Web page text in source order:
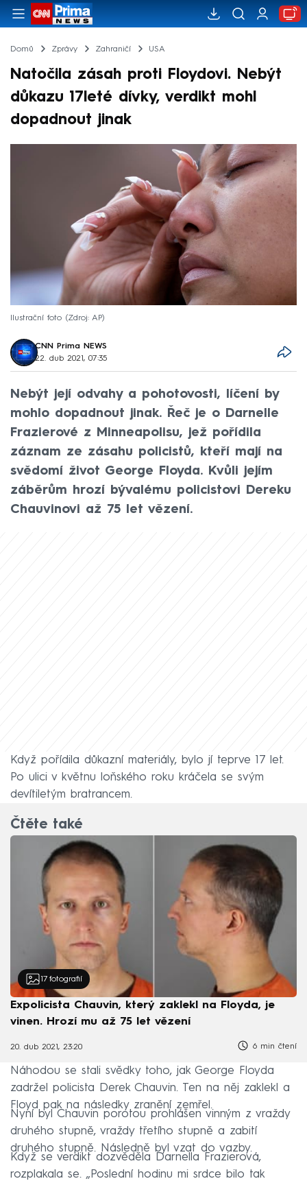
Domů Zprávy Zahraničí USA
Natočila zásah proti Floydovi. Nebýt
důkazu 17leté dívky, verdikt mohl
dopadnout jinak
Ilustrační foto Zdroj: AP
CNN Prima NEWS
22. dub 2021, 07:35
Nebýt její odvahy a pohotovosti, líčení by
mohlo dopadnout jinak. Řeč je o Darnelle
Frazierové z Minneapolisu, jež pořídila
záznam ze zásahu policistů, kteří mají na
svědomí život George Floyda. Kvůli jejím
záběrům hrozí bývalému policistovi Dereku
Chauvinovi až 75 let vězení.
Když pořídila důkazní materiály, bylo jí teprve 17 let.
Po ulici v květnu loňského roku kráčela se svým
devítiletým bratrancem.
Čtěte také
17 fotografií
Expolicista Chauvin, který zaklekl na Floyda, je
vinen. Hrozí mu až 75 let vězení
20. dub 2021, 23:20 6 min čtení
Náhodou se stali svědky toho, jak George Floyda
zadržel policista Derek Chauvin. Ten na něj zaklekl a
Floyd pak na následky zranění zemřel.
Nyní byl Chauvin porotou prohlášen vinným z vraždy
druhého stupně, vraždy třetího stupně a zabití
druhého stupně. Následně byl vzat do vazby.
Když se verdikt dozvěděla Darnella Frazierová,
rozplakala se. „Poslední hodinu mi srdce bilo tak